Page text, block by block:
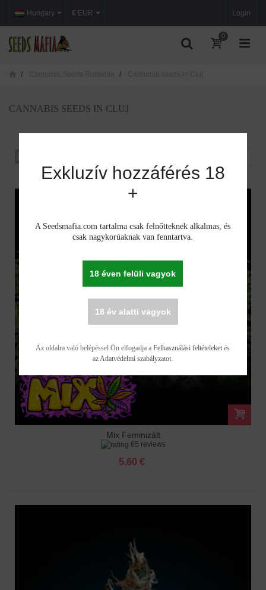
Hungary Login
€ EUR
0
CANNABIS SEEDS IN CLUJ
Mix Feminizált
65 reviews
5.60 €
Exkluzív hozzáférés 18
+
A Seedsmafia.com tartalma csak felnőtteknek alkalmas, és
csak nagykorúaknak van fenntartva.
18 éven felüli vagyok
18 év alatti vagyok
Az oldalra való belépéssel Ön elfogadja aFelhasználási feltételeket és
azAdatvédelmi szabályzatot.